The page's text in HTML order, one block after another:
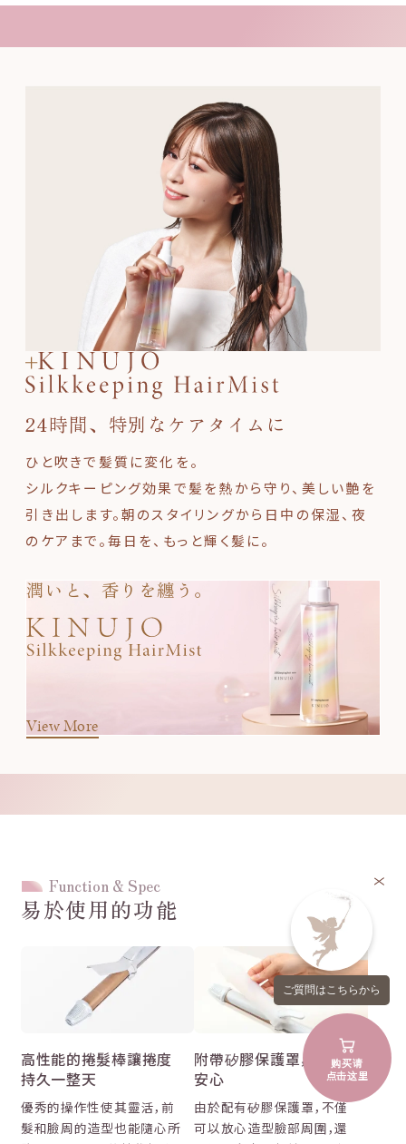
ご質問はこちらから
购买请
点击这里
どちらもシルクプレートのおかげでツヤ感のある仕上がりにな
り、毎日のスタイリングがさらに楽しみになりました！
※当社から依頼し、頂いたコメントを編集して掲載しています。
24時間、特別なケアタイムに
ひと吹きで髪質に変化を。
シルクキーピング効果で髪を熱から守り、美しい艶を
引き出します。朝のスタイリングから日中の保湿、夜
のケアまで。毎日を、もっと輝く髪に。
潤いと、香りを纏う。
View More
Function & Spec
易於使用的功能
高性能的捲髮棒讓捲度
持久一整天
優秀的操作性使其靈活，前
髮和臉周的造型也能隨心所
附帶矽膠保護罩，使用更
安心
由於配有矽膠保護罩，不僅
可以放心造型臉部周圍，還